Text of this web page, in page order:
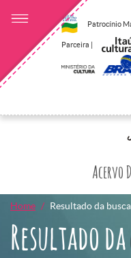
Patrocínio
Parceira |
Acervo
Home Resultado da busca
Resultado